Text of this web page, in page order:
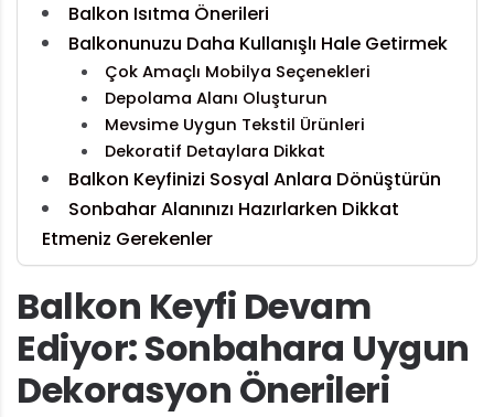
Balkon Isıtma Önerileri
Balkonunuzu Daha Kullanışlı Hale Getirmek
Çok Amaçlı Mobilya Seçenekleri
Depolama Alanı Oluşturun
Mevsime Uygun Tekstil Ürünleri
Dekoratif Detaylara Dikkat
Balkon Keyfinizi Sosyal Anlara Dönüştürün
Sonbahar Alanınızı Hazırlarken Dikkat
Etmeniz Gerekenler
Balkon Keyfi Devam
Ediyor: Sonbahara Uygun
Dekorasyon Önerileri